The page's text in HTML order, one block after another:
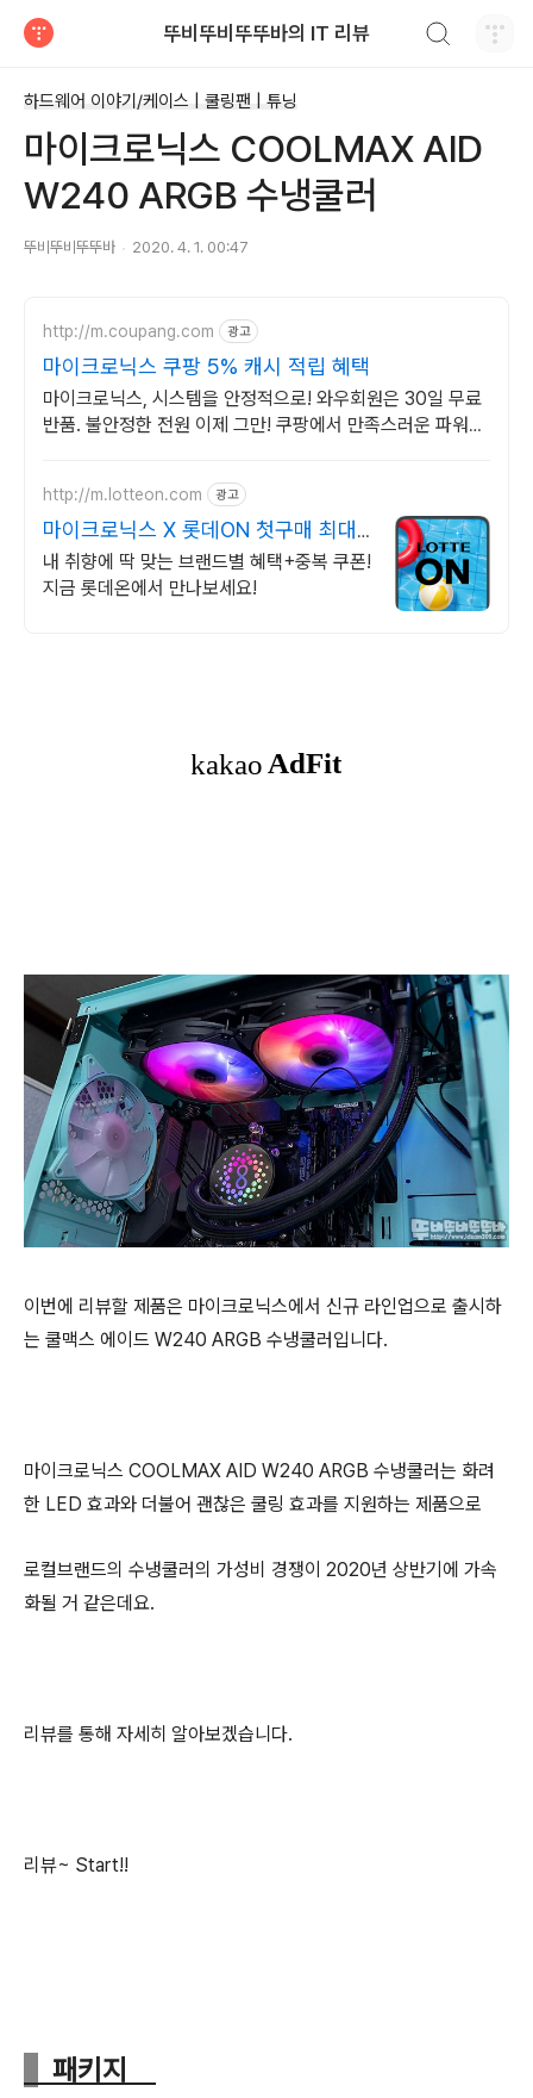
뚜비뚜비뚜뚜바의 IT 리뷰
하드웨어 이야기/케이스 | 쿨링팬 | 튜닝
마이크로닉스 COOLMAX AID
W240 ARGB 수냉쿨러
뚜비뚜비뚜뚜바 2020. 4. 1. 00:47
http://m.coupang.com 광고
마이크로닉스 쿠팡 5% 캐시 적립 혜택
마이크로닉스, 시스템을 안정적으로! 와우회원은 30일 무료
반품. 불안정한 전원 이제 그만! 쿠팡에서 만족스러운 파워를
http://m.lotteon.com 광고
마이크로닉스 X 롯데ON 첫구매 최대
5천원 혜택!
내 취향에 딱 맞는 브랜드별 혜택+중복 쿠폰!
지금 롯데온에서 만나보세요!
이번에 리뷰할 제품은 마이크로닉스에서 신규 라인업으로 출시하
는 쿨맥스 에이드 W240 ARGB 수냉쿨러입니다.
마이크로닉스 COOLMAX AID W240 ARGB 수냉쿨러는 화려
한 LED 효과와 더불어 괜찮은 쿨링 효과를 지원하는 제품으로
로컬브랜드의 수냉쿨러의 가성비 경쟁이 2020년 상반기에 가속
화될 거 같은데요.
리뷰를 통해 자세히 알아보겠습니다.
리뷰~ Start!!
패키지